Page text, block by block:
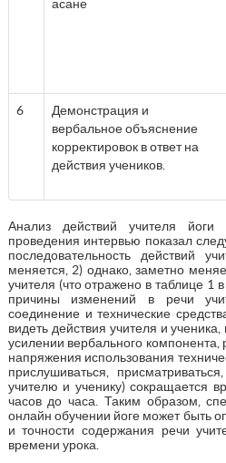
асане
6
Демонстрация и
вербальное объяснение
корректировок в ответ на
действия учеников.
Анализ действий учителя
проведения интервью показал
последовательность действий
меняется, 2) однако, заметно
учителя (что отражено в таблице 1
причины изменений в речи
соединение и технические
видеть действия учителя и
усилении вербального компонента,
напряжения использования
прислушиваться,
учителю и ученику) сокращается
часов до часа. Таким образом,
онлайн обучении йоге может быть
и точности содержания речи
времени урока.